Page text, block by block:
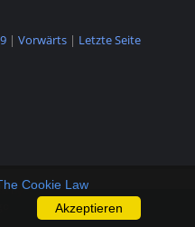
Cookie Law
Akzeptieren
9 | Vorwärts | Letzte Seite
by